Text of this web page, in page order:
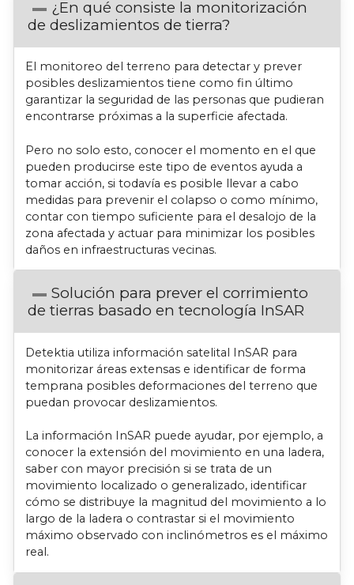
¿En qué consiste la monitorización
de deslizamientos de tierra?
El monitoreo del terreno para detectar y prever
posibles deslizamientos tiene como fin último
garantizar la seguridad de las personas que pudieran
encontrarse próximas a la superficie afectada.
Pero no solo esto, conocer el momento en el que
pueden producirse este tipo de eventos ayuda a
tomar acción, si todavía es posible llevar a cabo
medidas para prevenir el colapso o como mínimo,
contar con tiempo suficiente para el desalojo de la
zona afectada y actuar para minimizar los posibles
daños en infraestructuras vecinas.
Solución para prever el corrimiento
de tierras basado en tecnología InSAR
Detektia utiliza información satelital InSAR para
monitorizar áreas extensas e identificar de forma
temprana posibles deformaciones del terreno que
puedan provocar deslizamientos.
La información InSAR puede ayudar, por ejemplo, a
conocer la extensión del movimiento en una ladera,
saber con mayor precisión si se trata de un
movimiento localizado o generalizado, identificar
cómo se distribuye la magnitud del movimiento a lo
largo de la ladera o contrastar si el movimiento
máximo observado con inclinómetros es el máximo
real.